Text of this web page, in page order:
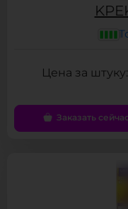
Заказать сейчас